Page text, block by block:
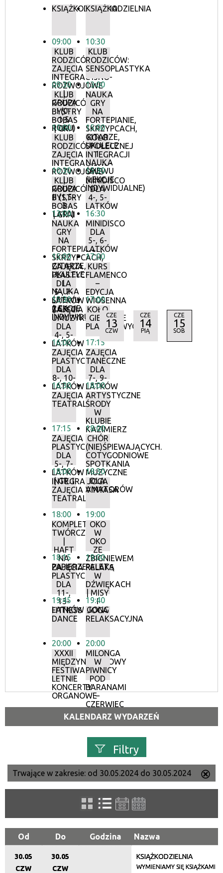
KSIĄŻKODZIELNIA
09:00
KLUB
RODZICÓW:
ZAJĘCIA
INTEGRACYJNO-
ROZWOJOWE
|
GRUPA
I (0-
1,5
ROKU)
09:30
KLUB
RODZICÓW:
BYSTRY
BOBAS
| GR. I
10:00
KLUB
RODZICÓW:
ZAJĘCIA
INTEGRACYJNO-
ROZWOJOWE
|
GRUPA
II (1,5-
3
LATA)
10:30
KLUB
RODZICÓW:
BYSTRY
BOBAS
| GR. II
13:00
NAUKA
GRY
NA
FORTEPIANIE,
SKRZYPCACH,
GITARZE,
UKULELE
I
NAUKA
ŚPIEWU
(LEKCJE
INDYWIDUALNE)
15:00
ZAJĘCIA
PLASTYCZNE
DLA
5-, 7-
LATKÓW
| GR. II
15:30
ZAJĘCIA
UMUZYKALNIAJĄCE
DLA
4-, 5-
LATKÓW
16:00
ZAJĘCIA
PLASTYCZNE
DLA
8-, 10-
LATKÓW
16:30
ZAJĘCIA
TEATRALNE
17:15
ZAJĘCIA
PLASTYCZNE
DLA
5-, 7-
LATKÓW
| GR. I
18:00
INTEGRACYJNE
ZAJĘCIA
TEATRALNE
18:00
KOMPLETY
TWÓRCZE
HAFT
NA
PAPIERZE
18:15
ZAJĘCIA
PLASTYCZNE
DLA
11-,
13-
LATKÓW
19:45
FITNESS
DANCE
20:00
XXXII
MIĘDZYNARODOWY
FESTIWAL
LETNIE
KONCERTY
ORGANOWE
KSIĄŻKODZIELNIA
10:30
KLUB
RODZICÓW:
SENSOPLASTYKA
13:00
NAUKA
GRY
NA
FORTEPIANIE,
SKRZYPCACH,
GITARZE,
UKULELE
I
NAUKA
ŚPIEWU
(LEKCJE
INDYWIDUALNE)
15:00
KOŁO
SPOŁECZNEJ
INTEGRACJI
15:30
MINIDISCO
DLA
4-, 5-
LATKÓW
16:30
MINIDISCO
DLA
5-, 6-
LATKÓW
17:00
KURS
FLAMENCO
–
EDYCJA
WIOSENNA
17:00
KOŁO
GIER
PLANSZOWYCH
17:15
ZAJĘCIA
TANECZNE
DLA
7-, 9-
LATKÓW
18:00
ARTYSTYCZNE
ŚRODY
W
KLUBIE
KAZIMIERZ
18:00
CHÓR
(NIE)ŚPIEWAJĄCYCH.
COTYGODNIOWE
SPOTKANIA
MUZYCZNE
DLA
AMATORÓW
18:30
JOGA
VINYASA
19:00
OKO
W
OKO
ZE
ZBIGNIEWEM
PALETĄ
19:00
RELAKS
W
DŹWIĘKACH
| MISY
I
GONG
19:40
JOGA
RELAKSACYJNA
20:00
MILONGA
W
PIWNICY
POD
BARANAMI
–
CZERWIEC
CZE
13
CZW
CZE
14
PIĄ
CZE
15
SOB
KALENDARZ WYDARZEŃ
Filtry
Szukana fraza
Kategoria
Trwające w zakresie
Trwające w zakresie: od 30.05.2024 do 30.05.2024
ten
Od Do Godzina Nazwa
30.05
CZW
30.05
CZW
KSIĄŻKODZIELNIA
WYMIENIAMY SIĘ KSIĄŻKAMI